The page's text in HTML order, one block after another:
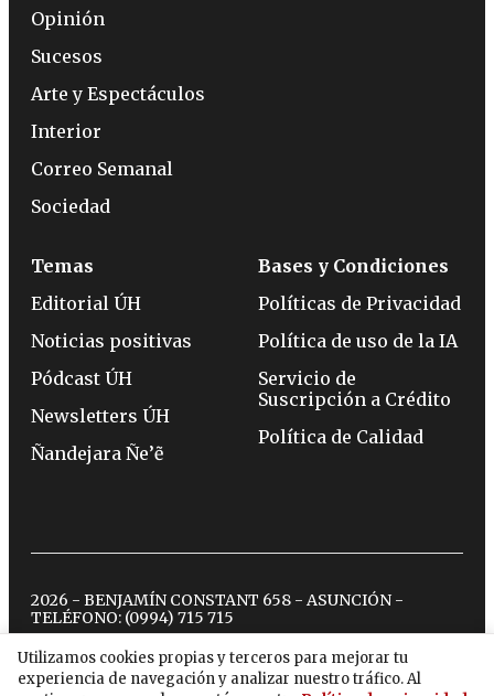
Utilizamos cookies propias y terceros para mejorar tu
experiencia de navegación y analizar nuestro tráfico. Al
Opinión
Sucesos
Arte y Espectáculos
Interior
Correo Semanal
Sociedad
Temas
Editorial ÚH
Noticias positivas
Pódcast ÚH
Newsletters ÚH
Ñandejara Ñe’ẽ
Bases y Condiciones
Políticas de Privacidad
Política de uso de la IA
Servicio de
Suscripción a Crédito
Política de Calidad
2026 - BENJAMÍN CONSTANT 658 - ASUNCIÓN -
TELÉFONO: (0994) 715 715
twitterinstagram
facebook
tiktokyoutubespotify